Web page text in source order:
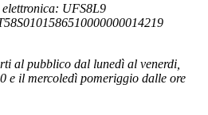
UFS8L9
al pubblico dal lunedì al venerdi,
e il mercoledì pomeriggio dalle ore